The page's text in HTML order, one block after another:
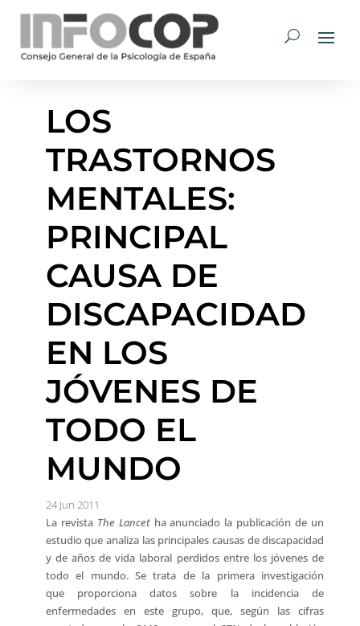
LOS
TRASTORNOS
MENTALES:
PRINCIPAL
CAUSA DE
DISCAPACIDAD
EN LOS
JÓVENES DE
TODO EL
MUNDO
24 Jun 2011
La revista The Lancetha anunciado la publicación de un
estudio que analiza las principales causas de discapacidad
y de años de vida laboral perdidos entre los jóvenes de
todo el mundo. Se trata de la primera investigación
que proporciona datos sobre la incidencia de
enfermedades en este grupo, que, según las cifras